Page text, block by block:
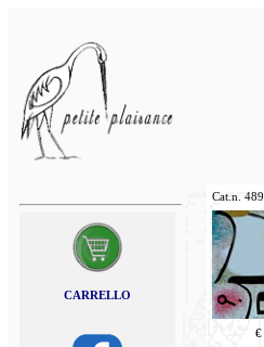
CARRELLO
Cat.n. 489
€